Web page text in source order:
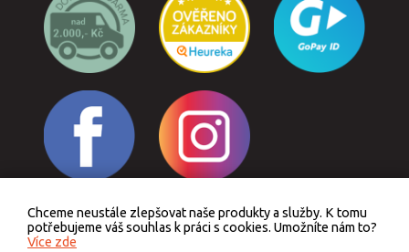
Odstoupit od smlouvy
Chceme neustále zlepšovat naše produkty a služby. K tomu
potřebujeme váš souhlas k práci s cookies. Umožníte nám to?
Více zde